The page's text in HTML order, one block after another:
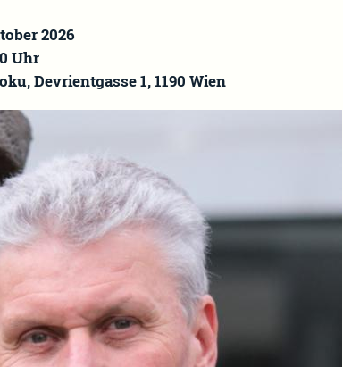
2026
Uhr
Devrientgasse 1, 1190 Wien